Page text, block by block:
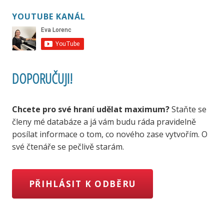
YOUTUBE KANÁL
DOPORUČUJI!
Chcete pro své hraní udělat maximum?Staňte se
členy mé databáze a já vám budu ráda pravidelně
posílat informace o tom, co nového zase vytvořím. O
své čtenáře se pečlivě starám.
PŘIHLÁSIT K ODBĚRU